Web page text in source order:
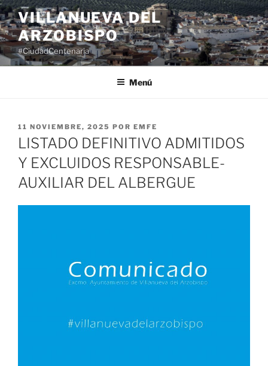
Saltar
al
contenido
VILLANUEVA DEL
ARZOBISPO
#CiudadCentenaria
Menú
PUBLICADO
EL
11 NOVIEMBRE, 2025 POR EMFE
LISTADO DEFINITIVO ADMITIDOS
Y EXCLUIDOS RESPONSABLE-
AUXILIAR DEL ALBERGUE